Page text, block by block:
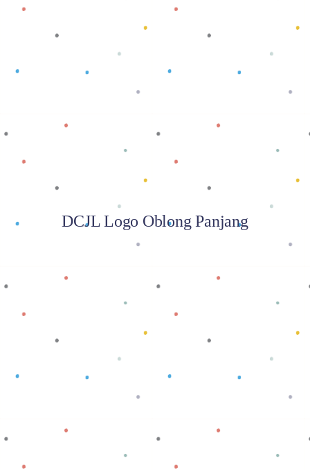
Baca selengkapnya
DCJL Logo Oblong Panjang